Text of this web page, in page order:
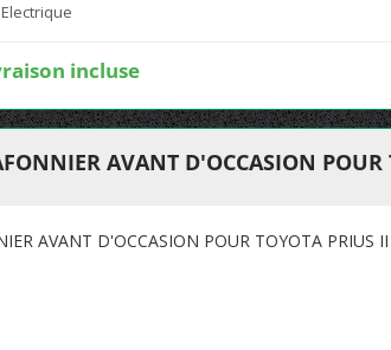
incluse
AVANT D'OCCASION POUR
AVANT D'OCCASION POUR TOYOTA PRIUS II